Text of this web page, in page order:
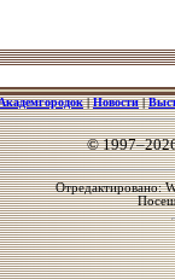
|Новости|
©
Отредактировано: